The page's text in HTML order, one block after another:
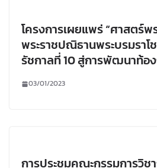
โครงการเผยแพร่ “ศาสตร์พ
พระราชปณิธานพระบรมราโ
รัชกาลที่ 10 สู่การพัฒนาท้อง
03/01/2023
การประชุมคณะกรรมการวิช